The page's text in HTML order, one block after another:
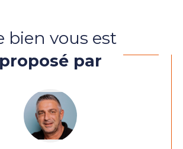
bien vous est
proposé par